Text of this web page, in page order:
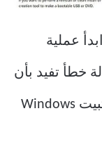
عملية
خطأ تفيد بأن
جهاز الكمبيوتر الخاص بك لا يمكنه تثبيت Windows